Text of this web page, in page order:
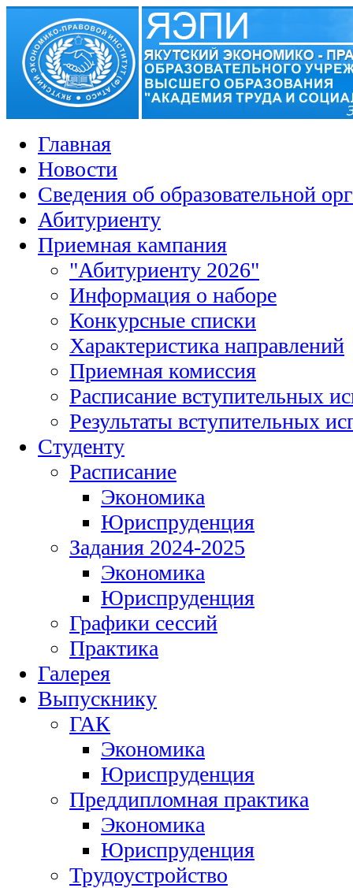
Главная
Новости
Сведения об образовательной
Абитуриенту
Приемная кампания
"Абитуриенту 2026"
Информация о наборе
Конкурсные списки
Характеристика направлений
Приемная комиссия
Расписание вступительных
Результаты вступительных
Студенту
Расписание
Экономика
Юриспруденция
Задания 2024-2025
Экономика
Юриспруденция
Графики сессий
Практика
Галерея
Выпускнику
ГАК
Экономика
Юриспруденция
Преддипломная практика
Экономика
Юриспруденция
Трудоустройство